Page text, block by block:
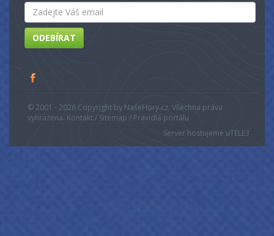
Email
ODEBÍRAT
© 2001 - 2026 Copyright by NašeHory.cz. Všechna práva
vyhrazena. Kontakt / Sitemap / Pravidlá portálu
Server hostujeme uTELE3